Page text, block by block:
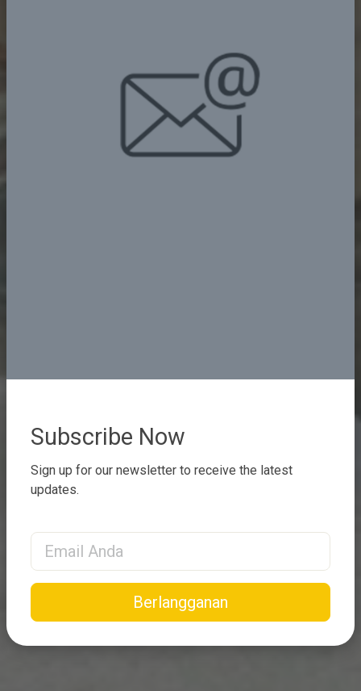
Subscribe Now
Sign up for our newsletter to receive the latest
updates.
Email Address
Berlangganan